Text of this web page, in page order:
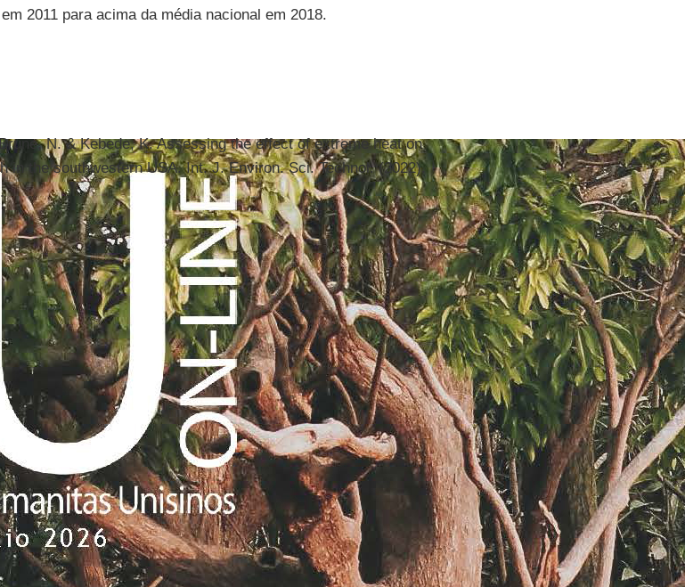
2011 para acima da média nacional em 2018.
N. & Kebede, K. Assessing the effect of extreme heat on
in the southwestern USA. Int. J. Environ. Sci. Technol. (2022).
.